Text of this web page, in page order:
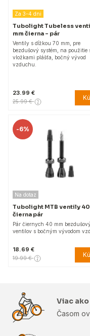
Za 3-4 dni
Tubolight Tubeless
mm čierna - pár
Ventily s dĺžkou 70 mm, pre
bezdušový systém, na použitie
vložkami plášťa, bočný vývod
vzduchu.
23.99 €
25.99 €
-6%
Na dotaz
Tubolight MTB ventily 40
čierna pár
Pár čiernych 40 mm
ventilov s bočným vývodom
18.69 €
19.99 €
Viac
Časom